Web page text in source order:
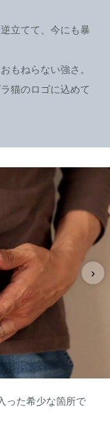
立てて、今にも暴
もねらない強さ。
猫のロゴに込めて
›
った希少な箇所で